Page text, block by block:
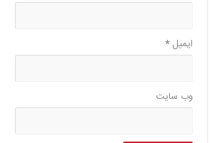
ایمیل*
وب‌ سایت